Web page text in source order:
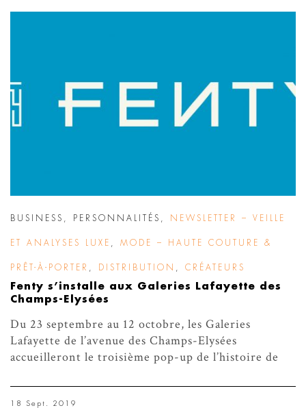
BUSINESS PERSONNALITÉS NEWSLETTER – VEILLE
ET ANALYSES LUXE MODE – HAUTE COUTURE &
PRÊT-À-PORTER DISTRIBUTION CRÉATEURS
Fenty s’installe aux Galeries Lafayette des
Champs-Elysées
Du 23 septembre au 12 octobre, les Galeries
Lafayette de l’avenue des Champs-Elysées
accueilleront le troisième pop-up de l’histoire de
18 Sept. 2019